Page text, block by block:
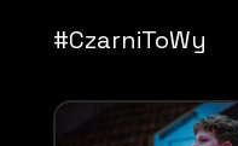
#CzarniToWy